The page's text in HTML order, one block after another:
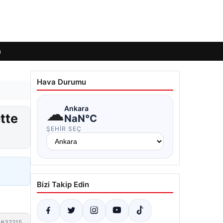
Hava Durumu
☁Ankara
NaN°C
ŞEHIR SEÇ
Bizi Takip Edin